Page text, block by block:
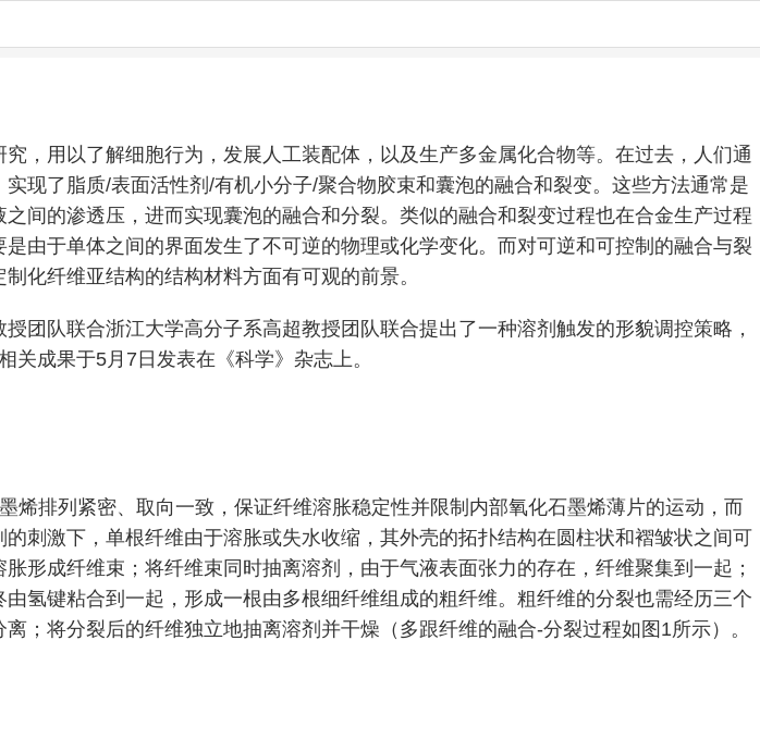
，用以了解细胞行为，发展人工装配体，以及生产多金属化合物等。在过去，人们通
现了脂质/表面活性剂/有机小分子/聚合物胶束和囊泡的融合和裂变。这些方法通常是
间的渗透压，进而实现囊泡的融合和分裂。类似的融合和裂变过程也在合金生产过程
由于单体之间的界面发生了不可逆的物理或化学变化。而对可逆和可控制的融合与裂
化纤维亚结构的结构材料方面有可观的前景。
团队联合浙江大学高分子系高超教授团队联合提出了一种溶剂触发的形貌调控策略，
成果于5月7日发表在《科学》杂志上。
排列紧密、取向一致，保证纤维溶胀稳定性并限制内部氧化石墨烯薄片的运动，而
刺激下，单根纤维由于溶胀或失水收缩，其外壳的拓扑结构在圆柱状和褶皱状之间可
形成纤维束；将纤维束同时抽离溶剂，由于气液表面张力的存在，纤维聚集到一起；
氢键粘合到一起，形成一根由多根细纤维组成的粗纤维。粗纤维的分裂也需经历三个
；将分裂后的纤维独立地抽离溶剂并干燥（多跟纤维的融合-分裂过程如图1所示）。